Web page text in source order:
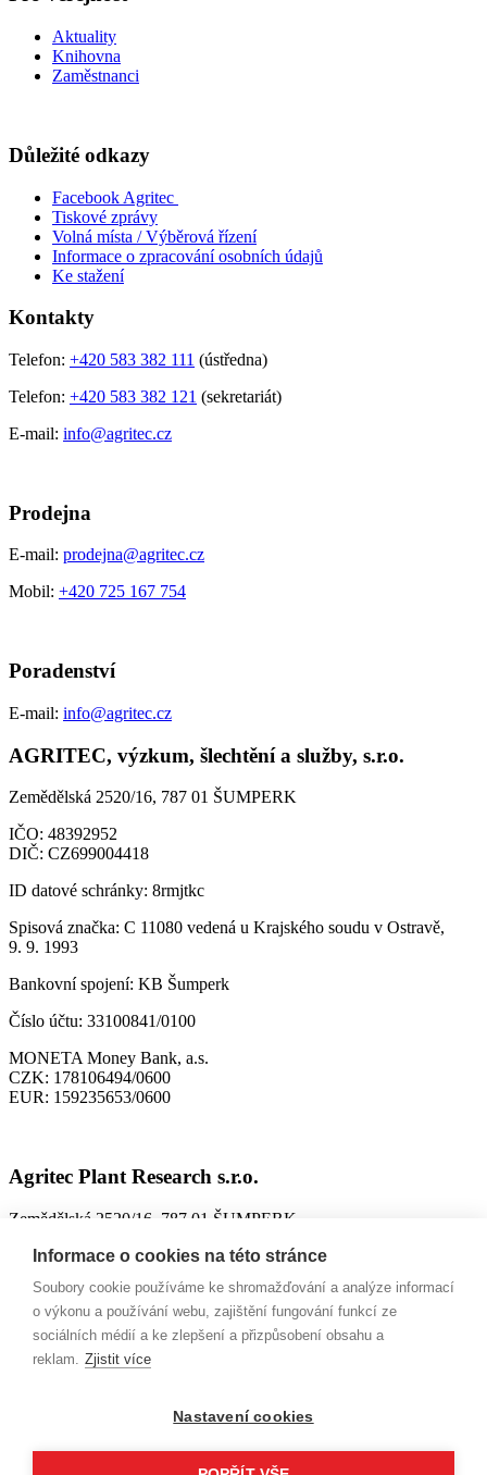
Aktuality
Knihovna
Zaměstnanci
Důležité odkazy
Facebook Agritec
Tiskové zprávy
Volná místa / Výběrová řízení
Informace o zpracování osobních údajů
Ke stažení
Kontakty
Telefon: +420 583 382 111 (ústředna)
Telefon: +420 583 382 121 (sekretariát)
E-mail: info@agritec.cz
Prodejna
E-mail: prodejna@agritec.cz
Mobil: +420 725 167 754
Poradenství
E-mail: info@agritec.cz
AGRITEC, výzkum, šlechtění a služby, s.r.o.
Zemědělská 2520/16, 787 01 ŠUMPERK
IČO: 48392952
DIČ: CZ699004418
ID datové schránky: 8rmjtkc
Spisová značka: C 11080 vedená u Krajského soudu v Ostravě,
9. 9. 1993
Bankovní spojení: KB Šumperk
Číslo účtu: 33100841/0100
MONETA Money Bank, a.s.
CZK: 178106494/0600
EUR: 159235653/0600
Agritec Plant Research s.r.o.
Zemědělská 2520/16, 787 01 ŠUMPERK
IČO:26784246
ID datové schránky:n63jtkm
Spisová značka:
C 26228 vedená u Krajského soudu v Ostravě,
9. 10. 2002
MONETA Money Bank, a.s.
Informace o cookies na této stránce
Soubory cookie používáme ke shromažďování a analýze informací
o výkonu a používání webu, zajištění fungování funkcí ze
sociálních médií a ke zlepšení a přizpůsobení obsahu a
reklam. Zjistit více
Nastavení cookies